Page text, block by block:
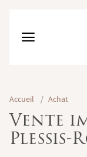
Accueil / Achat
Vente
Plessis-